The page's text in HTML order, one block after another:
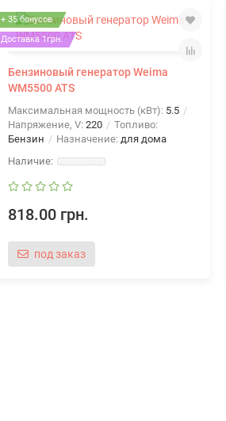
+ 35 бонусов
Доставка 1грн.
Бензиновый генератор Weima
WM5500 ATS
Максимальная мощность (кВт): 5.5
Напряжение, V: 220
Топливо:
Бензин
Назначение: для дома
818.00 грн.
под заказ